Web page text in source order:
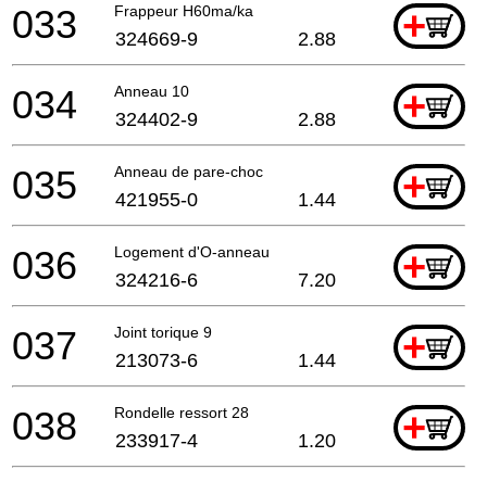
Frappeur H60ma/ka +
033 324669-9 2.88
Anneau 10 +
034 324402-9 2.88
Anneau de pare-choc +
035 421955-0 1.44
Logement d'O-anneau +
036 324216-6 7.20
Joint torique 9 +
037 213073-6 1.44
Rondelle ressort 28 +
038 233917-4 1.20